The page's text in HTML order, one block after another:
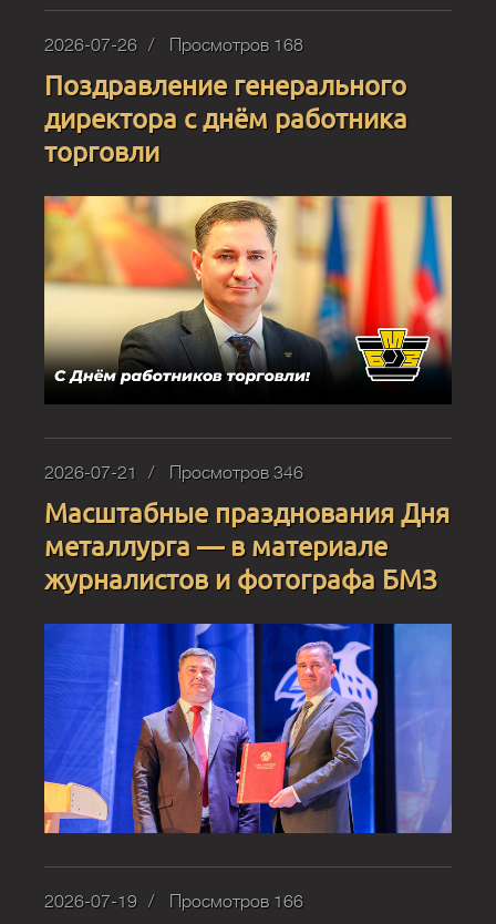
2026-07-26 Просмотров 168
Поздравление генерального
директора с днём работника
торговли
2026-07-21 Просмотров 346
Масштабные празднования Дня
металлурга — в материале
журналистов и фотографа БМЗ
2026-07-19 Просмотров 166